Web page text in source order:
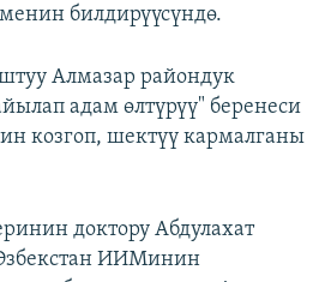
билдирүүсүндө.
Алмазар райондук
адам өлтүрүү" беренеси
козгоп, шектүү кармалганы
доктору Абдулахат
ИИМинин